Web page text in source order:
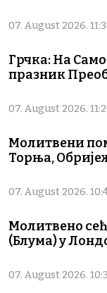
07. August 2026.
Грчка: На
празник
07. August 2026.
Молитвени
Торња,
07. August 2026.
Молитвено
(Блума) у
07. August 2026.